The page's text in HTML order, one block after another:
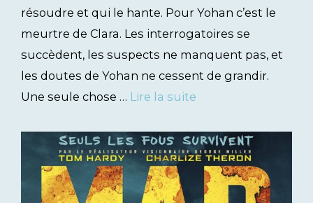
résoudre et qui le hante. Pour Yohan c’est le
meurtre de Clara. Les interrogatoires se
succèdent, les suspects ne manquent pas, et
les doutes de Yohan ne cessent de grandir.
Une seule chose … Lire la suite